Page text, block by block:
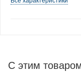
С этим